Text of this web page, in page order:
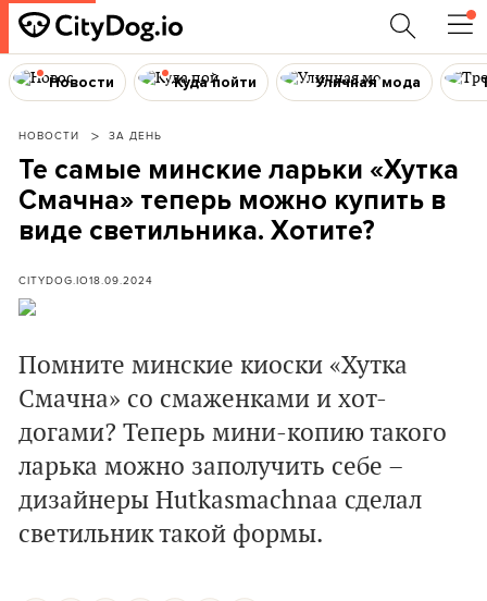
Новости Куда пойти Уличная мода
НОВОСТИ ЗА ДЕНЬ
Те самые минские ларьки «Хутка
Смачна» теперь можно купить в
виде светильника. Хотите?
CITYDOG.IO18.09.2024
Помните минские киоски «Хутка
Смачна» со смаженками и хот-
догами? Теперь мини-копию такого
ларька можно заполучить себе –
дизайнеры Hutkasmachnaa сделал
светильник такой формы.